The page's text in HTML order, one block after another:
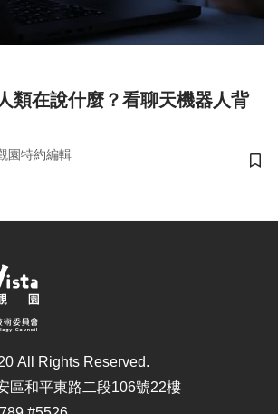
類在說什麼？看聊天機器人背
園特約編輯
儲
All Rights Reserved.
區和平東路二段106號22樓